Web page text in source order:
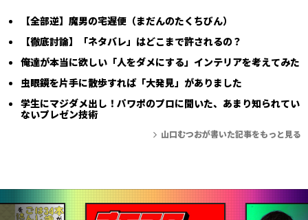
【全部逆】魔男の宅遅便（まだんのたくちびん）
【徹底討論】「ネタバレ」はどこまで許されるの？
俺達が本当に欲しい「人をダメにする」インテリアを考えてみた
虫眼鏡を片手に散歩すれば「大発見」がありました
学生にマジダメ出し！パワポのプロに聞いた、あまり知られてい
ないプレゼン技術
山口むつおが書いた記事をもっと見る